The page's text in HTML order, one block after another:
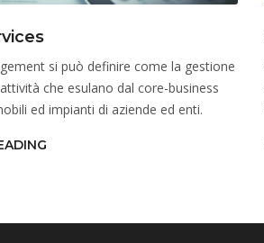
si può definire come la gestione
che esulano dal core-business
ed impianti di aziende ed enti.